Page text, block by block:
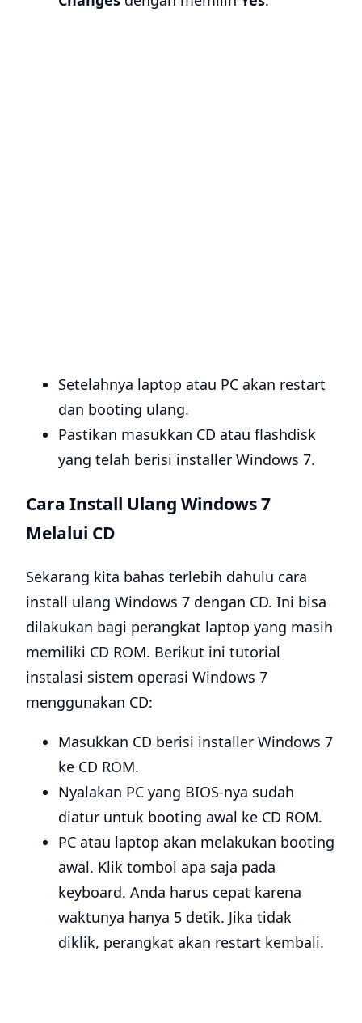
Setelahnya laptop atau PC akan restart
dan booting ulang.
Pastikan masukkan CD atau flashdisk
yang telah berisi installer Windows 7.
Cara Install Ulang Windows 7
Melalui CD
Sekarang kita bahas terlebih dahulu cara
install ulang Windows 7 dengan CD. Ini bisa
dilakukan bagi perangkat laptop yang masih
memiliki CD ROM. Berikut ini tutorial
instalasi sistem operasi Windows 7
menggunakan CD:
Masukkan CD berisi installer Windows 7
ke CD ROM.
Nyalakan PC yang BIOS-nya sudah
diatur untuk booting awal ke CD ROM.
PC atau laptop akan melakukan booting
awal. Klik tombol apa saja pada
keyboard. Anda harus cepat karena
waktunya hanya 5 detik. Jika tidak
diklik, perangkat akan restart kembali.